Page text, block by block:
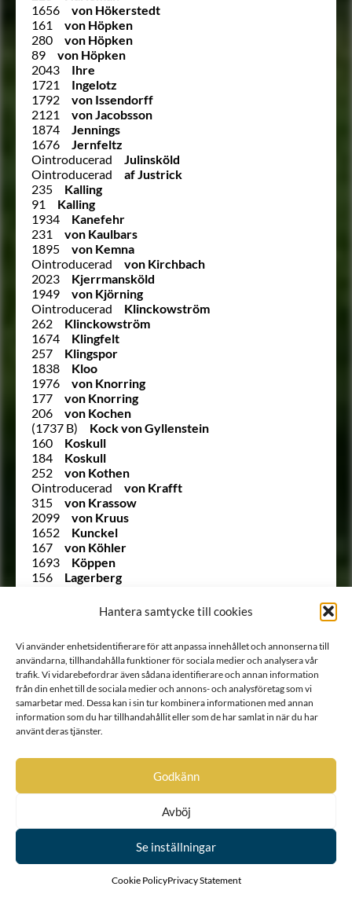
Hantera samtycke till cookies
Vi använder enhetsidentifierare för att anpassa innehållet och annonserna till
användarna, tillhandahålla funktioner för sociala medier och analysera vår
trafik. Vi vidarebefordrar även sådana identifierare och annan information
från din enhet till de sociala medier och annons- och analysföretag som vi
samarbetar med. Dessa kan i sin tur kombinera informationen med annan
information som du har tillhandahållit eller som de har samlat in när du har
använt deras tjänster.
Godkänn
Avböj
Se inställningar
Cookie PolicyPrivacy Statement
1656
von Hökerstedt
161
von Höpken
280
von Höpken
89
von Höpken
2043
Ihre
1721
Ingelotz
1792
von Issendorff
2121
von Jacobsson
1874
Jennings
1676
Jernfeltz
Ointroducerad
Julinsköld
Ointroducerad
af Justrick
235
Kalling
91
Kalling
1934
Kanefehr
231
von Kaulbars
1895
von Kemna
Ointroducerad
von Kirchbach
2023
Kjerrmansköld
1949
von Kjörning
Ointroducerad
Klinckowström
262
Klinckowström
1674
Klingfelt
257
Klingspor
1838
Kloo
1976
von Knorring
177
von Knorring
206
von Kochen
(1737 B)
Kock von Gyllenstein
160
Koskull
184
Koskull
252
von Kothen
Ointroducerad
von Krafft
315
von Krassow
2099
von Kruus
1652
Kunckel
167
von Köhler
1693
Köppen
156
Lagerberg
Ointroducerad
Lagerberg
2061 B
Lagerbring
245
Lagerfelt
Ointroducerad
Lagerflycht
2038
von Lagerlöf
Ointroducerad
Lagerstam
1630
Lagerstolpe
Lagerstråle
1933
Lagersvärd
Lagertvist
1667
Leijonadler
Leijonflycht
Leijonstedt